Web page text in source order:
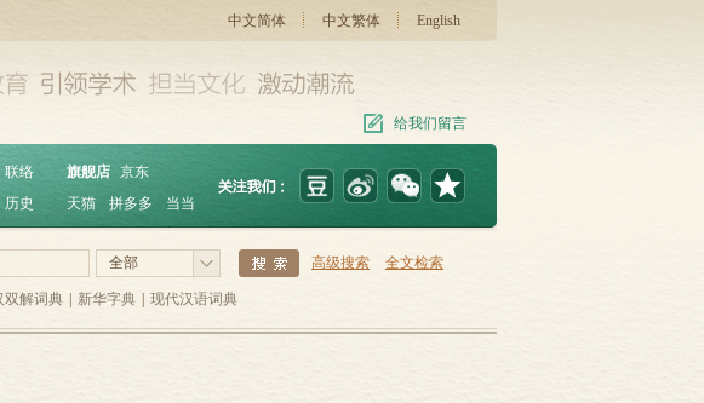
中文简体 中文繁体 English
给我们留言
联络
历史
旗舰店 京东
天猫
拼多多 当当
全部 高级搜索 全文检索
双解词典 新华字典 现代汉语词典